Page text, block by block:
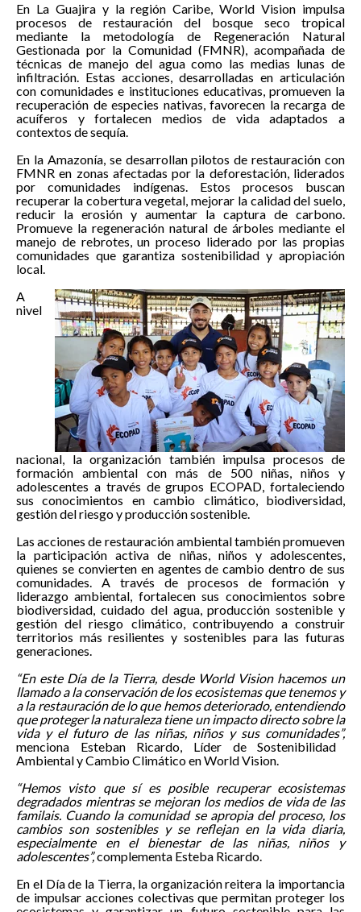
En La Guajira y la región Caribe, World Vision impulsa
procesos de restauración del bosque seco tropical
mediante la metodología de Regeneración Natural
Gestionada por la Comunidad (FMNR), acompañada de
técnicas de manejo del agua como las medias lunas de
infiltración. Estas acciones, desarrolladas en articulación
con comunidades e instituciones educativas, promueven la
recuperación de especies nativas, favorecen la recarga de
acuíferos y fortalecen medios de vida adaptados a
contextos de sequía.
En la Amazonía, se desarrollan pilotos de restauración con
FMNR en zonas afectadas por la deforestación, liderados
por comunidades indígenas. Estos procesos buscan
recuperar la cobertura vegetal, mejorar la calidad del suelo,
reducir la erosión y aumentar la captura de carbono.
Promueve la regeneración natural de árboles mediante el
manejo de rebrotes, un proceso liderado por las propias
comunidades que garantiza sostenibilidad y apropiación
local.
A
nivel
nacional, la organización también impulsa procesos de
formación ambiental con más de 500 niñas, niños y
adolescentes a través de grupos ECOPAD, fortaleciendo
sus conocimientos en cambio climático, biodiversidad,
gestión del riesgo y producción sostenible.
Las acciones de restauración ambiental también promueven
la participación activa de niñas, niños y adolescentes,
quienes se convierten en agentes de cambio dentro de sus
comunidades. A través de procesos de formación y
liderazgo ambiental, fortalecen sus conocimientos sobre
biodiversidad, cuidado del agua, producción sostenible y
gestión del riesgo climático, contribuyendo a construir
territorios más resilientes y sostenibles para las futuras
generaciones.
“En este Día de la Tierra, desde World Vision hacemos un
llamado a la conservación de los ecosistemas que tenemos y
a la restauración de lo que hemos deteriorado, entendiendo
que proteger la naturaleza tiene un impacto directo sobre la
vida y el futuro de las niñas, niños y sus comunidades”,
menciona Esteban Ricardo, Líder de Sostenibilidad
Ambiental y Cambio Climático en World Vision.
“Hemos visto que sí es posible recuperar ecosistemas
degradados mientras se mejoran los medios de vida de las
familais. Cuando la comunidad se apropia del proceso, los
cambios son sostenibles y se reflejan en la vida diaria,
especialmente en el bienestar de las niñas, niños y
adolescentes”,complementa Esteba Ricardo.
En el Día de la Tierra, la organización reitera la importancia
de impulsar acciones colectivas que permitan proteger los